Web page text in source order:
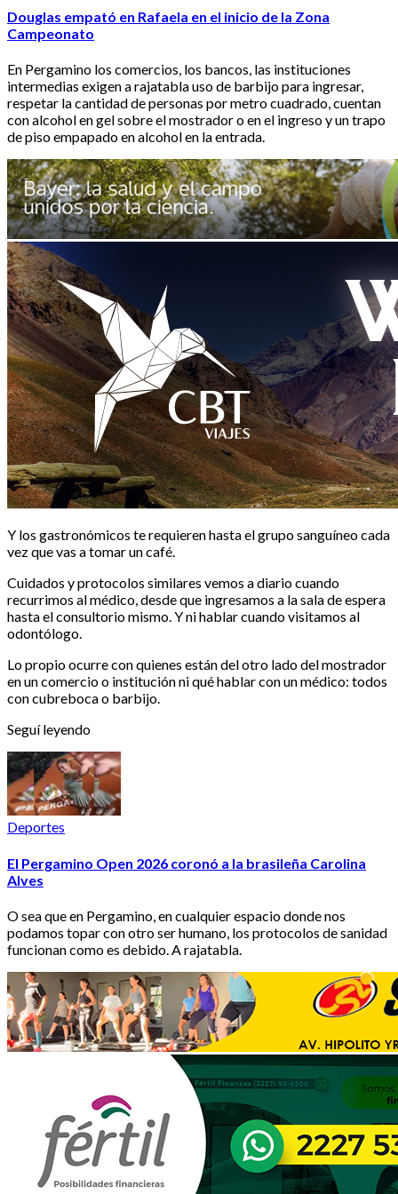
Douglas empató en Rafaela en el inicio de la Zona
Campeonato
En Pergamino los comercios, los bancos, las instituciones
intermedias exigen a rajatabla uso de barbijo para ingresar,
respetar la cantidad de personas por metro cuadrado, cuentan
con alcohol en gel sobre el mostrador o en el ingreso y un trapo
de piso empapado en alcohol en la entrada.
Y los gastronómicos te requieren hasta el grupo sanguíneo cada
vez que vas a tomar un café.
Cuidados y protocolos similares vemos a diario cuando
recurrimos al médico, desde que ingresamos a la sala de espera
hasta el consultorio mismo. Y ni hablar cuando visitamos al
odontólogo.
Lo propio ocurre con quienes están del otro lado del mostrador
en un comercio o institución ni qué hablar con un médico: todos
con cubreboca o barbijo.
Seguí leyendo
Deportes
El Pergamino Open 2026 coronó a la brasileña Carolina
Alves
O sea que en Pergamino, en cualquier espacio donde nos
podamos topar con otro ser humano, los protocolos de sanidad
funcionan como es debido. A rajatabla.